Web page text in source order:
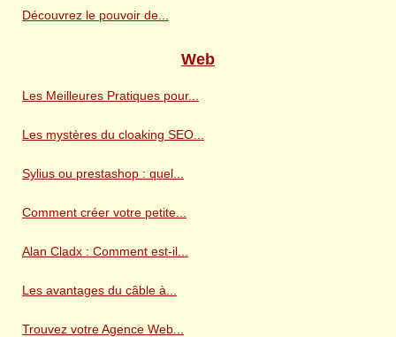
Découvrez le pouvoir de...
Web
Les Meilleures Pratiques pour...
Les mystères du cloaking SEO...
Sylius ou prestashop : quel...
Comment créer votre petite...
Alan Cladx : Comment est-il...
Les avantages du câble à...
Trouvez votre Agence Web...